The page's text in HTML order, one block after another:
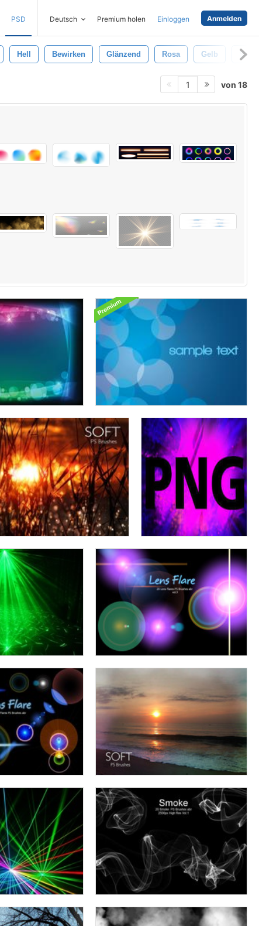
PSD Deutsch Premium holen Einloggen Anmelden
Hell Bewirken Glänzend Rosa Gelb Star
1 von 18